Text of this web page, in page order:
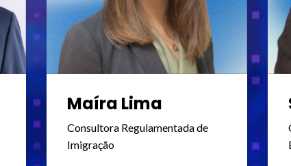
Maíra Lima
Consultora Regulamentada de
Imigração